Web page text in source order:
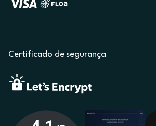
Certificado de segurança